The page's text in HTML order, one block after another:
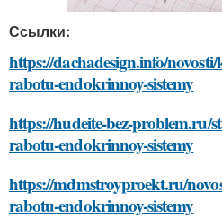
Ссылки:
https://dachadesign.info/
rabotu-endokrinnoy-sistemy
https://hudeite-bez-problem.ru/
rabotu-endokrinnoy-sistemy
https://mdmstroyproekt.ru/
rabotu-endokrinnoy-sistemy